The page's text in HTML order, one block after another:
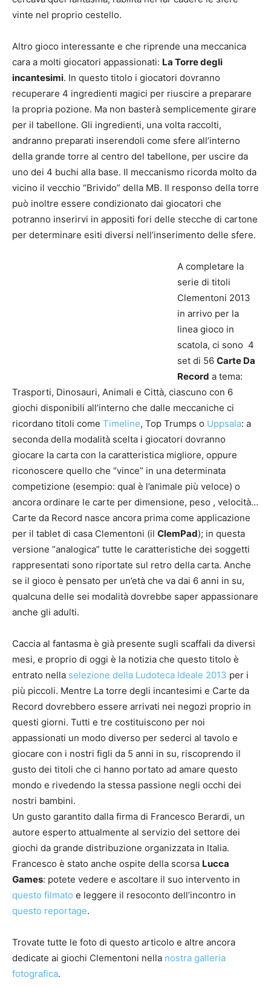
vinte nel proprio cestello.
Altro gioco interessante e che riprende una meccanica
cara a molti giocatori appassionati: La Torre degli
incantesimi. In questo titolo i giocatori dovranno
recuperare 4 ingredienti magici per riuscire a preparare
la propria pozione. Ma non basterà semplicemente girare
per il tabellone. Gli ingredienti, una volta raccolti,
andranno preparati inserendoli come sfere all’interno
della grande torre al centro del tabellone, per uscire da
uno dei 4 buchi alla base. Il meccanismo ricorda molto da
vicino il vecchio “Brivido” della MB. Il responso della torre
può inoltre essere condizionato dai giocatori che
potranno inserirvi in appositi fori delle stecche di cartone
per determinare esiti diversi nell’inserimento delle sfere.
A completare la
serie di titoli
Clementoni 2013
in arrivo per la
linea gioco in
scatola, ci sono 4
set di 56 Carte Da
Record a tema:
Trasporti, Dinosauri, Animali e Città, ciascuno con 6
giochi disponibili all’interno che dalle meccaniche ci
ricordano titoli come Timeline, Top Trumps o Uppsala: a
seconda della modalità scelta i giocatori dovranno
giocare la carta con la caratteristica migliore, oppure
riconoscere quello che “vince” in una determinata
competizione (esempio: qual è l’animale più veloce) o
ancora ordinare le carte per dimensione, peso , velocità…
Carte da Record nasce ancora prima come applicazione
per il tablet di casa Clementoni (il ClemPad); in questa
versione “analogica” tutte le caratteristiche dei soggetti
rappresentati sono riportate sul retro della carta. Anche
se il gioco è pensato per un’età che va dai 6 anni in su,
qualcuna delle sei modalità dovrebbe saper appassionare
anche gli adulti.
Caccia al fantasma è già presente sugli scaffali da diversi
mesi, e proprio di oggi è la notizia che questo titolo è
entrato nella selezione della Ludoteca Ideale 2013 per i
più piccoli. Mentre La torre degli incantesimi e Carte da
Record dovrebbero essere arrivati nei negozi proprio in
questi giorni. Tutti e tre costituiscono per noi
appassionati un modo diverso per sederci al tavolo e
giocare con i nostri figli da 5 anni in su, riscoprendo il
gusto dei titoli che ci hanno portato ad amare questo
mondo e rivedendo la stessa passione negli occhi dei
nostri bambini.
Un gusto garantito dalla firma di Francesco Berardi, un
autore esperto attualmente al servizio del settore dei
giochi da grande distribuzione organizzata in Italia.
Francesco è stato anche ospite della scorsa Lucca
Games: potete vedere e ascoltare il suo intervento in
questo filmato e leggere il resoconto dell’incontro in
questo reportage.
Trovate tutte le foto di questo articolo e altre ancora
dedicate ai giochi Clementoni nella nostra galleria
fotografica.